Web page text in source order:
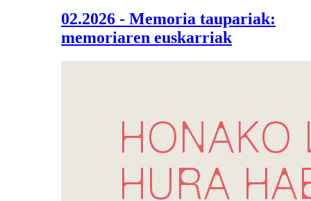
02.2026 - Memoria taupariak:
memoriaren euskarriak